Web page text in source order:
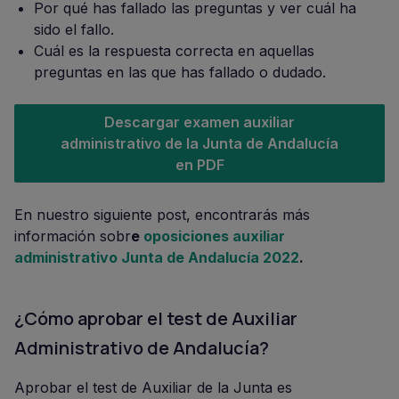
Por qué has fallado las preguntas y ver cuál ha
sido el fallo.
Cuál es la respuesta correcta en aquellas
preguntas en las que has fallado o dudado.
Descargar examen auxiliar
administrativo de la Junta de Andalucía
en PDF
En nuestro siguiente post, encontrarás más
información sobre oposiciones auxiliar
administrativo Junta de Andalucía 2022.
¿Cómo aprobar el test de Auxiliar
Administrativo de Andalucía?
Aprobar el test de Auxiliar de la Junta es